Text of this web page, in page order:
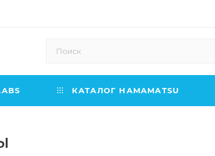
КАТАЛОГ HAMAMATSU